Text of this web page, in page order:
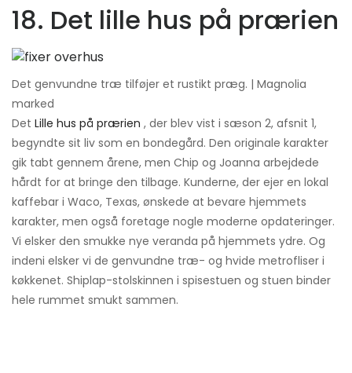
18. Det lille hus på prærien
Det genvundne træ tilføjer et rustikt præg. | Magnolia
marked
Det Lille hus på prærien , der blev vist i sæson 2, afsnit 1,
begyndte sit liv som en bondegård. Den originale karakter
gik tabt gennem årene, men Chip og Joanna arbejdede
hårdt for at bringe den tilbage. Kunderne, der ejer en lokal
kaffebar i Waco, Texas, ønskede at bevare hjemmets
karakter, men også foretage nogle moderne opdateringer.
Vi elsker den smukke nye veranda på hjemmets ydre. Og
indeni elsker vi de genvundne træ- og hvide metrofliser i
køkkenet. Shiplap-stolskinnen i spisestuen og stuen binder
hele rummet smukt sammen.